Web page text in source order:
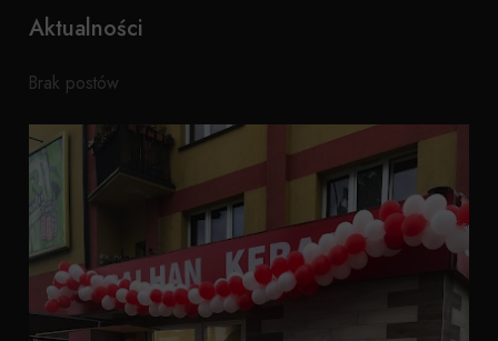
Aktualności
Brak postów